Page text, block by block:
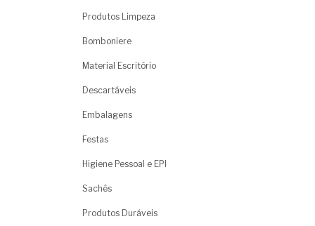
Produtos Limpeza
Bomboniere
Material Escritório
Descartáveis
Embalagens
Festas
Higiene Pessoal e EPI
Sachês
Produtos Duráveis